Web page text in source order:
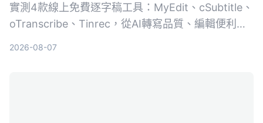
實測4款線上免費逐字稿工具：MyEdit、cSubtitle、
oTranscribe、Tinrec，從AI轉寫品質、編輯便利
2026-08-07